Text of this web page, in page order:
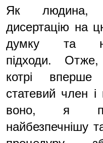
Як людина,
дисертацію на
думку та
підходи.
котрі вперше
статевий член
воно, я
найбезпечнішу